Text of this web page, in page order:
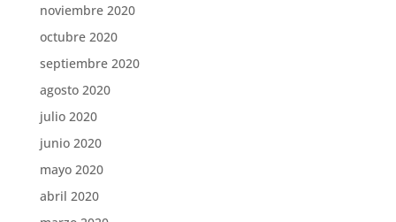
noviembre 2020
octubre 2020
septiembre 2020
agosto 2020
julio 2020
junio 2020
mayo 2020
abril 2020